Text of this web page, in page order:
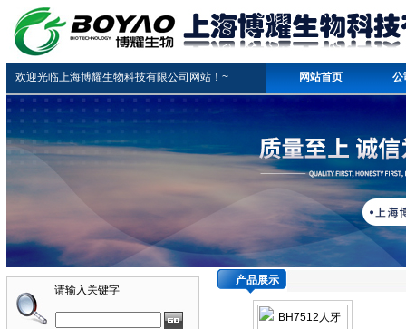
欢迎光临上海博耀生物科技有限公司网站！~ 网站首页 公
请输入关键字
产品展示